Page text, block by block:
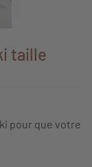
taille
pour que votre